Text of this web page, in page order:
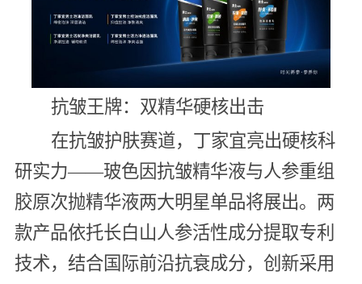
抗皱王牌：双精华硬核出击
在抗皱护肤赛道，丁家宜亮出硬核科
研实力——玻色因抗皱精华液与人参重组
胶原次抛精华液两大明星单品将展出。两
款产品依托长白山人参活性成分提取专利
技术，结合国际前沿抗衰成分，创新采用